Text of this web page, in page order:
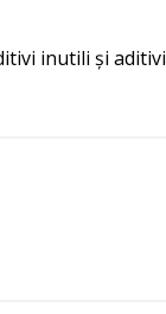
inutili și aditivi